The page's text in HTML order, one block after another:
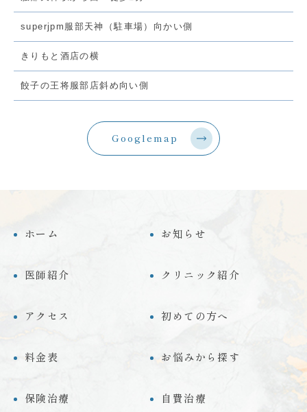
superjpm服部天神（駐車場）向かい側
きりもと酒店の横
餃子の王将服部店斜め向い側
Googlemap
ホーム お知らせ
医師紹介 クリニック紹介
アクセス 初めての方へ
料金表 お悩みから探す
保険治療
自費治療